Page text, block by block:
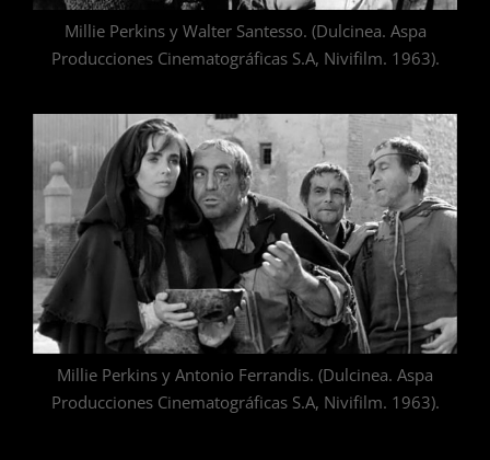
Millie Perkins y Walter Santesso. (Dulcinea. Aspa
Producciones Cinematográficas S.A, Nivifilm. 1963).
Millie Perkins y Antonio Ferrandis. (Dulcinea. Aspa
Producciones Cinematográficas S.A, Nivifilm. 1963).